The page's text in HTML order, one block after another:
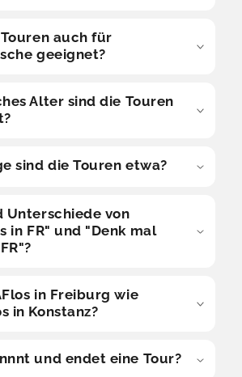
auch für
geeignet?
Alter sind die Touren
sind die Touren etwa?
Unterschiede von
in FR" und "Denk mal
in Freiburg wie
in Konstanz?
und endet eine Tour?